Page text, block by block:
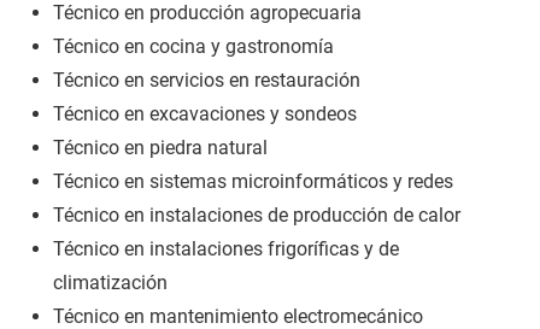
Técnico en producción agropecuaria
Técnico en cocina y gastronomía
Técnico en servicios en restauración
Técnico en excavaciones y sondeos
Técnico en piedra natural
Técnico en sistemas microinformáticos y redes
Técnico en instalaciones de producción de calor
Técnico en instalaciones frigoríficas y de
climatización
Técnico en mantenimiento electromecánico